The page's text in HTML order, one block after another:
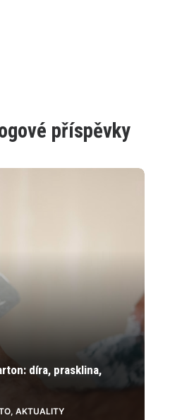
příspěvky
díra, prasklina,
, AKTUALITY